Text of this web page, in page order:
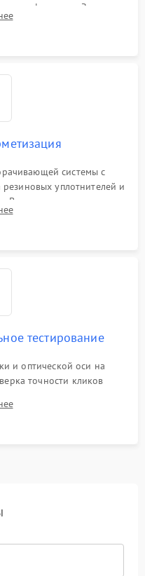
трансфокаторе. Замена
или восстановление
системы с
уплотнителей и
Вакуумирование корпуса
или аргоном для
тестирование
и оптической оси на
точности кликов
испытание прицела на
к отдаче и